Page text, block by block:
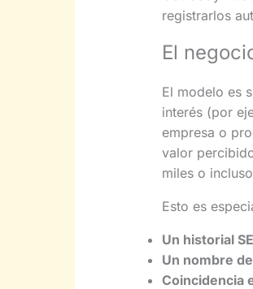
registrarlos
El
El modelo es
interés (por
empresa o
valor
miles o
Esto es
Un historial
Un nombre
Coincidencia